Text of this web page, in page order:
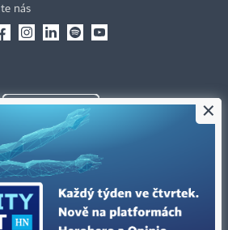
nás
Ochrana osobních údajů
Prohlášení o cookies
×